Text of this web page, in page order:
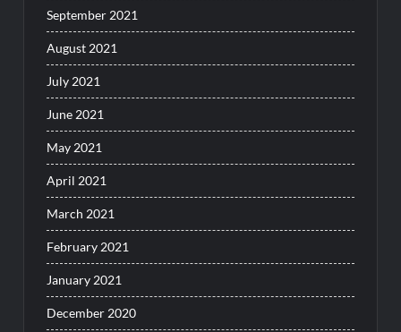
September 2021
August 2021
July 2021
June 2021
May 2021
April 2021
March 2021
February 2021
January 2021
December 2020